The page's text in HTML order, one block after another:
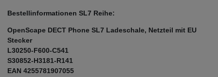
Bestellinformationen SL7 Reihe:
OpenScape DECT Phone SL7 Ladeschale, Netzteil mit EU
Stecker
L30250-F600-C541
S30852-H3181-R141
EAN 4255781907055